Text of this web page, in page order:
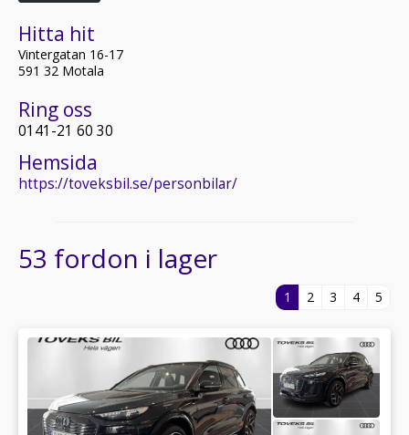
Hitta hit
Vintergatan 16-17
591 32 Motala
Ring oss
0141-21 60 30
Hemsida
https://toveksbil.se/personbilar/
53 fordon i lager
1 2 3 4 5